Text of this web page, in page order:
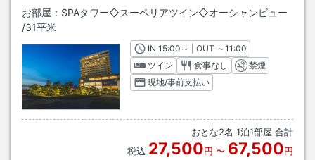
お部屋： SPAタワー◇スーペリアツイン◇オーシャンビュー
/31平米
INチェックイン
15:00 ～ | OUT チェックアウト
～11:00
ツイン
食事なし
禁煙
現地/事前支払い
おとな2名 1泊1部屋 合計
税込 27,500円 〜 67,500円